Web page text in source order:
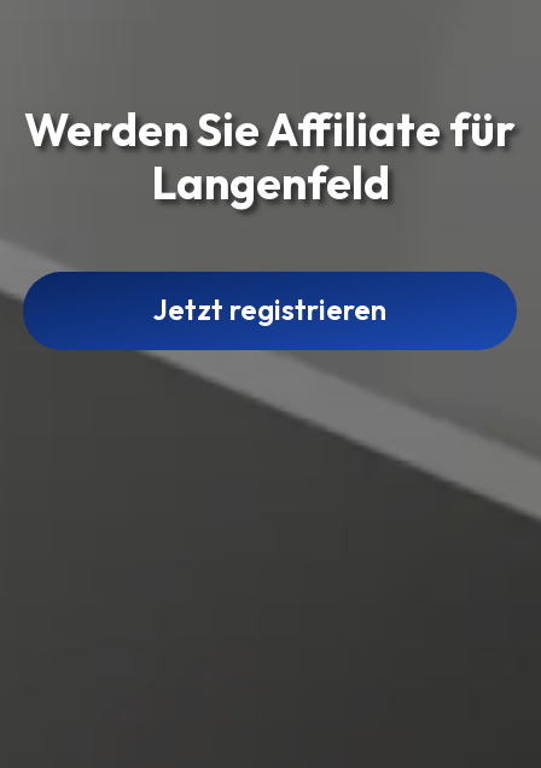
Werden Sie Affiliate für
Langenfeld
Jetzt registrieren